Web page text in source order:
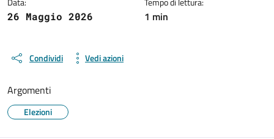
26 Maggio 2026
1 min
Condividi Vedi azioni
Argomenti
Elezioni